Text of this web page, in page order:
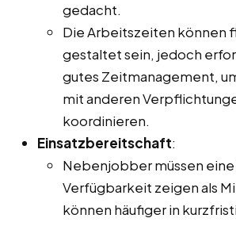
gedacht.
Die Arbeitszeiten können
gestaltet sein, jedoch
gutes Zeitmanagement,
mit anderen
koordinieren.
Einsatzbereitschaft:
Nebenjobber müssen
Verfügbarkeit zeigen als
können häufiger in